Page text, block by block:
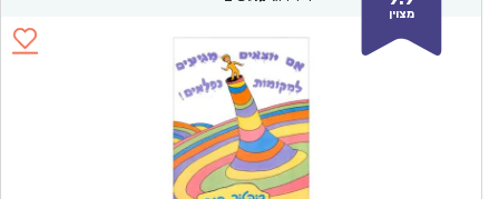
מצוין